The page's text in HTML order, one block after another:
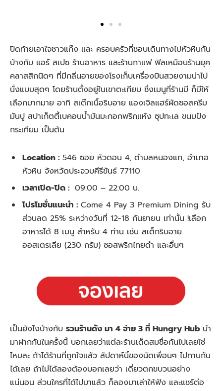
ปิดท้ายเอาใจชาวแก๊ง และ ครอบครัวที่ชอบเดินทางไปหัวหินกัน
บ้างกับ แอร์ สเปซ ร้านอาหาร และร้านกาแฟ ฟิลเหมือนร้านยุค
คลาสสิกนิดๆ ที่มีกลิ่นอายของโรงเก็บเครื่องบินสวยงามน่าไป
นั่งแบบสุดๆ โดยร้านตั้งอยู่ในเขาตะเกียบ ซึ่งเมนูที่ร้านมี ก็มีให้
เลือกมากมาย อาทิ สเต๊กเนื้อริบอาย แองเจิลแฮร์ผัดซอสครีม
มันปู สปาเก็ตตี้เบคอนน้ำมันมะกอกพริกแห้ง ซุปทะเล ขนมปัง
กระเทียม เป็นต้น
Location : 546 ซอย หัวดอน 4, ตำบลหนองแก, อำเภอ
หัวหิน จังหวัดประจวบคีรีขันธ์ 77110
เวลาเปิด-ปิด : 09:00 – 22:00 น.
โปรโมชั่นแนะนำ : Come 4 Pay 3 Premium Dining รับ
ส่วนลด 25% ระหว่างวันที่ 12-18 กันยายน เท่านั้น !เลือก
อาหารได้ 8 เมนู สำหรับ 4 ท่าน เช่น สเต็กริบอาย
ออสเตรเลีย (230 กรัม) ซอสพริกไทยดำ และอื่นๆ
เป็นยังไงบ้างกับ รวมร้านดัง มา 4 จ่าย 3 ที่ Hungry Hub นำ
มาฝากกันในครั้งนี้ บอกเลยว่าแต่ละร้านเด็ดสมชื่อกันไปเลยใช่
ไหมละ ถ้าได้ร้านที่ถูกใจแล้ว สัปดาห์นี้ของนัดเพื่อนๆ ไปทานกัน
ได้เลย ถ้าไม่ได้ลองต้องบอกเลยว่า เดี่ยวตกขบวนอย่าง
แน่นอน ส่วนใครที่ได้ไปมาแล้ว ก็ลองมาเล่าให้ฟัง และแชร์ต่อ